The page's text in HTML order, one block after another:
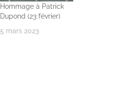
Hommage à Patrick
Dupond (23 février)
5 mars 2023